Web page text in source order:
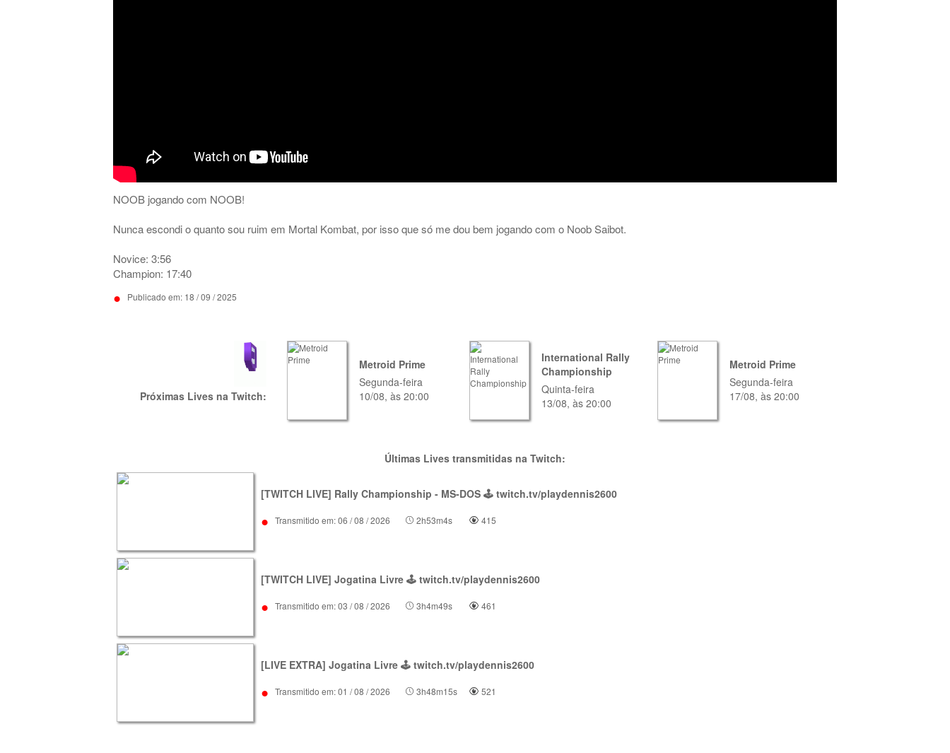
NOOB jogando com NOOB!
Nunca escondi o quanto sou ruim em Mortal Kombat, por isso que só me dou bem jogando com o Noob Saibot.
Novice: 3:56
Champion: 17:40
• Publicado em: 18 / 09 / 2025
Próximas Lives na Twitch:
Metroid Prime
Segunda-feira
10/08, às 20:00
International Rally
Championship
Quinta-feira
13/08, às 20:00
Metroid Prime
Segunda-feira
17/08, às 20:00
Últimas Lives transmitidas na Twitch:
[TWITCH LIVE] Rally Championship - MS-DOS 🕹 twitch.tv/playdennis2600
• Transmitido em: 06 / 08 / 2026 2h53m4s 415
[TWITCH LIVE] Jogatina Livre 🕹 twitch.tv/playdennis2600
• Transmitido em: 03 / 08 / 2026 3h4m49s 461
[LIVE EXTRA] Jogatina Livre 🕹 twitch.tv/playdennis2600
• Transmitido em: 01 / 08 / 2026 3h48m15s 521